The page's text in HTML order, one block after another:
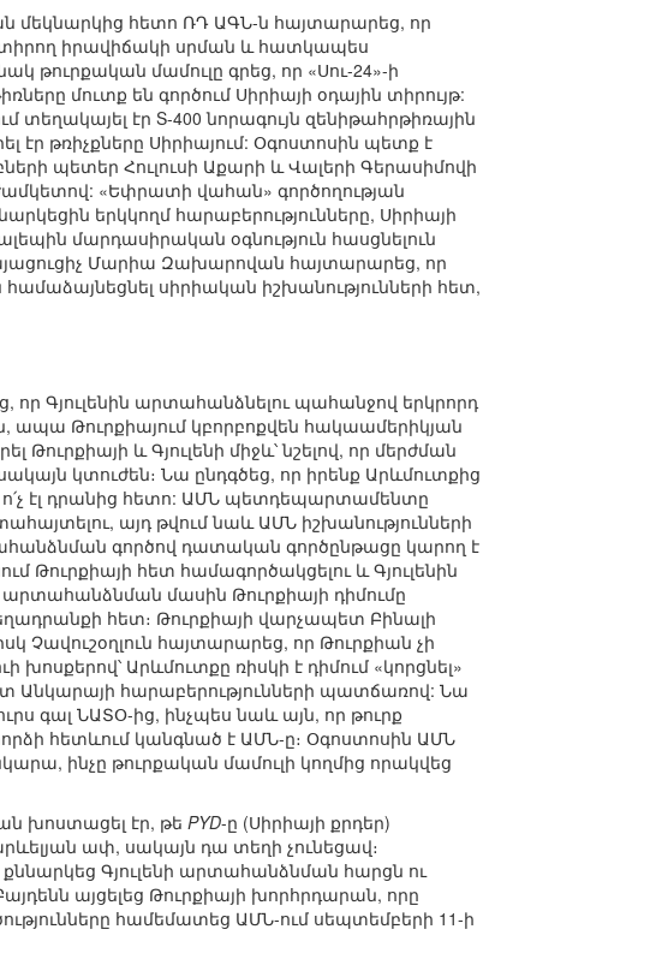
մեկնարկից հետո ՌԴ ԱԳՆ-ն հայտարարեց, որ
իրավիճակի սրման և հատկապես
մամուլը գրեց, որ «Սու-24»-ի
մուտք են գործում Սիրիայի օդային տիրույթ:
էր S-400 նորագույն զենիթահրթիռային
էր թռիչքները Սիրիայում: Օգոստոսին պետք է
պետեր Հուլուսի Աքարի և Վալերի Գերասիմովի
«Եփրատի վահան» գործողության
երկկողմ հարաբերությունները, Սիրիայի
մարդասիրական օգնություն հասցնելուն
Մարիա Զախարովան հայտարարեց, որ
սիրիական իշխանությունների հետ,
Գյուլենին արտահանձնելու պահանջով երկրորդ
ապա Թուրքիայում կբորբոքվեն հակաամերիկյան
և Գյուլենի միջև՝ նշելով, որ մերժման
կտուժեն։ Նա ընդգծեց, որ իրենք Արևմուտքից
էլ դրանից հետո: ԱՄՆ պետդեպարտամենտը
այդ թվում նաև ԱՄՆ իշխանությունների
գործով դատական գործընթացը կարող է
հետ համագործակցելու և Գյուլենին
արտահանձնման մասին Թուրքիայի դիմումը
հետ։ Թուրքիայի վարչապետ Բինալի
Չավուշօղլուն հայտարարեց, որ Թուրքիան չի
խոսքերով՝ Արևմուտքը ռիսկի է դիմում «կորցնել»
հարաբերությունների պատճառով: Նա
գալ ՆԱՏՕ-ից, ինչպես նաև այն, որ թուրք
հետևում կանգնած է ԱՄՆ-ը։ Օգոստոսին ԱՄՆ
ինչը թուրքական մամուլի կողմից որակվեց
խոստացել էր, թե PYD-ը (Սիրիայի քրդեր)
ափ, սակայն դա տեղի չունեցավ։
Գյուլենի արտահանձնման հարցն ու
այցելեց Թուրքիայի խորհրդարան, որը
համեմատեց ԱՄՆ-ում սեպտեմբերի 11-ի